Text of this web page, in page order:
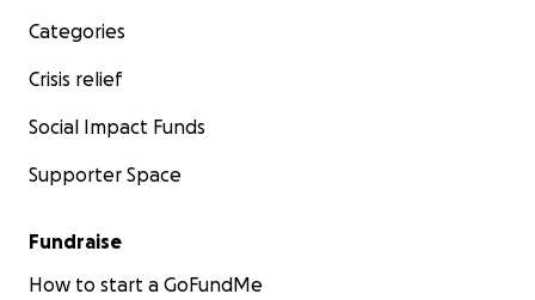
Categories
Crisis relief
Social Impact Funds
Supporter Space
Fundraise
How to start a GoFundMe